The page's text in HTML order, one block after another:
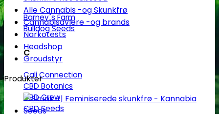
Barney´s Farm
Bulldog Seeds
C
Cali Connection
CBD Botanics
CBD Crew
CBD Seeds
Alle Cannabis -og Skunkfrø
Cannabisavlere -og brands
Narkotests
Headshop
Groudstyr
Produkter